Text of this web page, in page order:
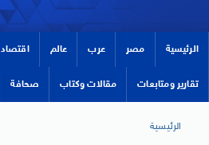
الرئيسية مصر عرب عالم اقتصاد
تقارير ومتابعات مقالات وكتاب صحافة
الرئيسية